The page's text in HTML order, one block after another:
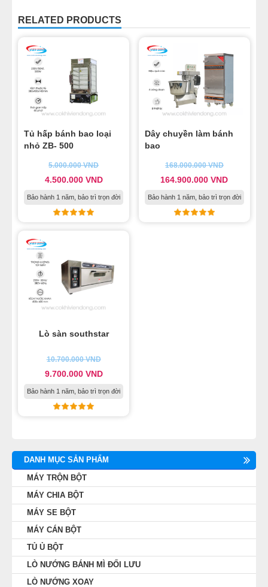
RELATED PRODUCTS
Tủ hấp bánh bao loại
nhỏ ZB- 500
5.000.000VND
4.500.000 VND
Bảo hành 1 năm, bảo trì trọn đời
Dây chuyền làm bánh
bao
168.000.000VND
164.900.000VND
Bảo hành 1 năm, bảo trì trọn đời
Lò sàn southstar
10.700.000VND
9.700.000 VND
Bảo hành 1 năm, bảo trì trọn đời
DANH MỤC SẢN PHẨM
MÁY TRỘN BỘT
MÁY CHIA BỘT
MÁY SE BỘT
MÁY CÁN BỘT
TỦ Ủ BỘT
LÒ NƯỚNG BÁNH MÌ ĐỐI LƯU
LÒ NƯỚNG XOAY